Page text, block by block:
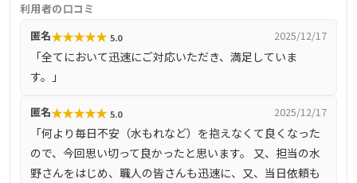
事、外壁工事、塗装工事など多岐にわたり、トヨタ自動車
（株）や住友ゴム（株）の社宅修繕業務も手掛けていま
す。東邦ガスの正規販売店として、ガス器具の販売や修理
も行っています。豊田市、安城市、みよし市に店舗を構
す。
利用者の口コミ
匿名★★★★★ 5.0 2025/12/17
「全てにおいて迅速にご対応いただき、満足していま
す。」
匿名★★★★★ 5.0 2025/12/17
「何より毎日不安（水もれなど）を抱えなくて良くなった
ので、今回思い切って良かったと思います。 又、担当の水
野さんをはじめ、職人の皆さんも迅速に、又、当日依頼も